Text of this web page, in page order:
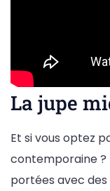
La jupe
Et si vous optez
contemporaine ?
portées avec